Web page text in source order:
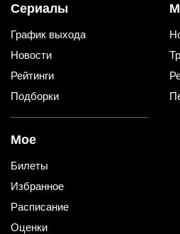
Сериалы
График выхода
Новости
Рейтинги
Подборки
Мое
Билеты
Избранное
Расписание
Оценки